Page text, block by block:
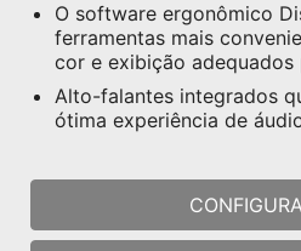
O software ergonômico
ferramentas mais
cor e exibição adequados
Alto-falantes integrados
ótima experiência de